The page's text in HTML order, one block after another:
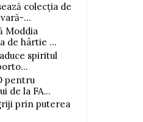
colecția de
...
Moddia
de hârtie ...
spiritul
pentru
de la FA...
prin puterea